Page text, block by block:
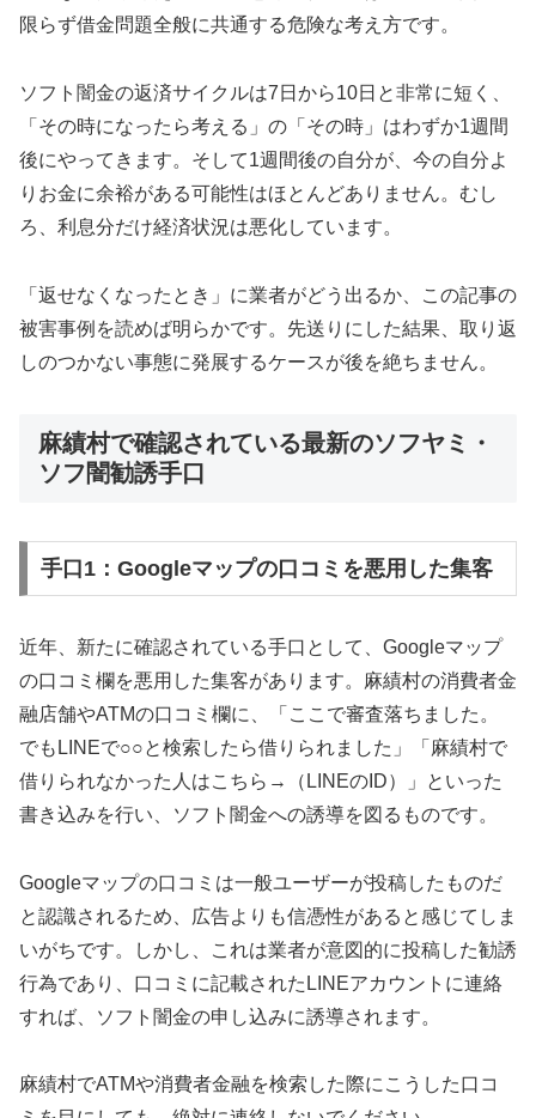
限らず借金問題全般に共通する危険な考え方です。
ソフト闇金の返済サイクルは7日から10日と非常に短く、
「その時になったら考える」の「その時」はわずか1週間
後にやってきます。そして1週間後の自分が、今の自分よ
りお金に余裕がある可能性はほとんどありません。むし
ろ、利息分だけ経済状況は悪化しています。
「返せなくなったとき」に業者がどう出るか、この記事の
被害事例を読めば明らかです。先送りにした結果、取り返
しのつかない事態に発展するケースが後を絶ちません。
麻績村で確認されている最新のソフヤミ・
ソフ闇勧誘手口
手口1：Googleマップの口コミを悪用した集客
近年、新たに確認されている手口として、Googleマップ
の口コミ欄を悪用した集客があります。麻績村の消費者金
融店舗やATMの口コミ欄に、「ここで審査落ちました。
でもLINEで○○と検索したら借りられました」「麻績村で
借りられなかった人はこちら→（LINEのID）」といった
書き込みを行い、ソフト闇金への誘導を図るものです。
Googleマップの口コミは一般ユーザーが投稿したものだ
と認識されるため、広告よりも信憑性があると感じてしま
いがちです。しかし、これは業者が意図的に投稿した勧誘
行為であり、口コミに記載されたLINEアカウントに連絡
すれば、ソフト闇金の申し込みに誘導されます。
麻績村でATMや消費者金融を検索した際にこうした口コ